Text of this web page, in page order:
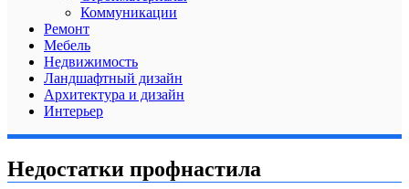
Коммуникации
Ремонт
Мебель
Недвижимость
Ландшафтный дизайн
Архитектура и дизайн
Интерьер
Недостатки профнастила